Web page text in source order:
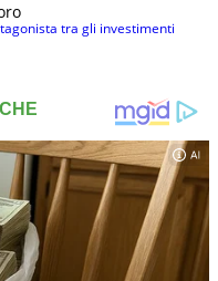
tra gli investimenti